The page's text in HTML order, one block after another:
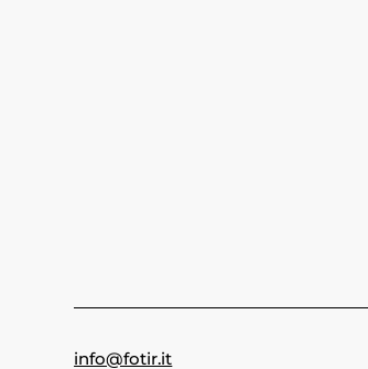
info@fotir.it